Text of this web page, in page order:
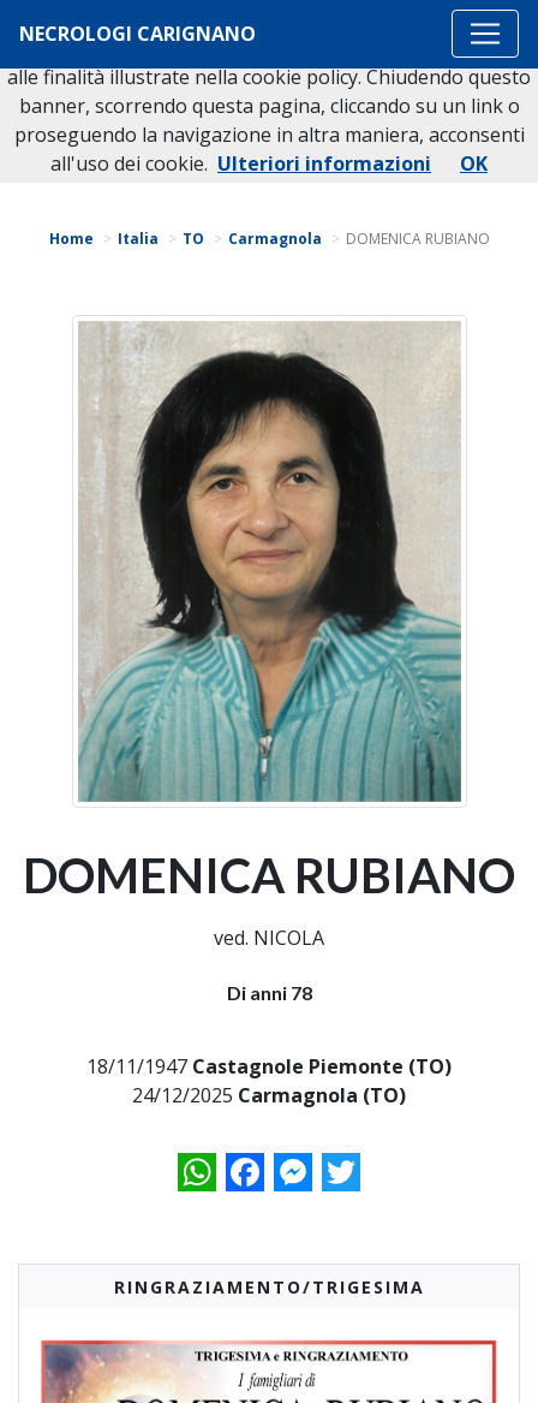
NECROLOGI CARIGNANO
Torna indietro
Home Italia TO Carmagnola DOMENICA RUBIANO
DOMENICA RUBIANO
ved. NICOLA
Di anni 78
18/11/1947 Castagnole Piemonte (TO)
24/12/2025 Carmagnola (TO)
WhatsAppFacebookMessenger
Twitter
RINGRAZIAMENTO/TRIGESIMA
Questo sito o gli strumenti terzi da questo utilizzati si
avvalgono di cookie necessari al funzionamento ed utili
alle finalità illustrate nella cookie policy. Chiudendo questo
banner, scorrendo questa pagina, cliccando su un link o
proseguendo la navigazione in altra maniera, acconsenti
all'uso dei cookie. Ulteriori informazioni OK